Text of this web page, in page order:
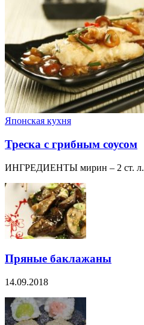
Японская кухня
Треска с грибным соусом
ИНГРЕДИЕНТЫ мирин – 2 ст. л.
Пряные баклажаны
14.09.2018